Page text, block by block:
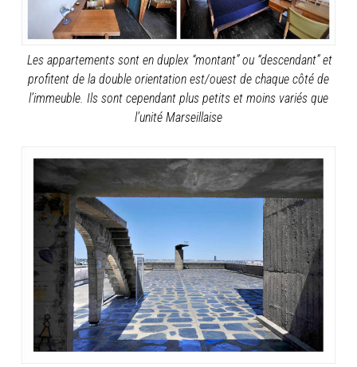
Les appartements sont en duplex “montant” ou “descendant” et
profitent de la double orientation est/ouest de chaque côté de
l’immeuble. Ils sont cependant plus petits et moins variés que
l’unité Marseillaise